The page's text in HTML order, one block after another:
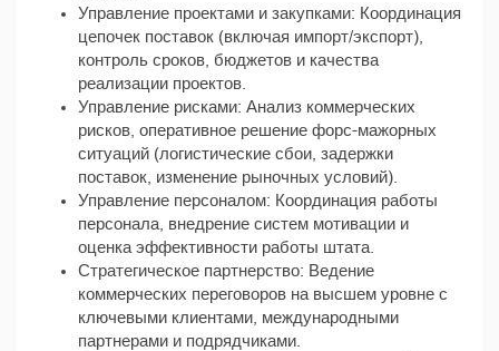
Управление проектами и закупками: Координация
цепочек поставок (включая импорт/экспорт),
контроль сроков, бюджетов и качества
реализации проектов.
Управление рисками: Анализ коммерческих
рисков, оперативное решение форс-мажорных
ситуаций (логистические сбои, задержки
поставок, изменение рыночных условий).
Управление персоналом: Координация работы
персоналa, внедрение систем мотивации и
оценка эффективности работы штата.
Стратегическое партнерство: Ведение
коммерческих переговоров на высшем уровне с
ключевыми клиентами, международными
партнерами и подрядчиками.